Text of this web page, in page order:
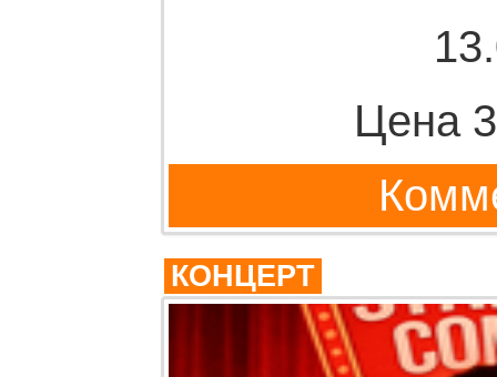
Цена
КОНЦЕРТ